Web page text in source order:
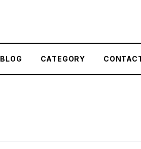
BLOG CATEGORY